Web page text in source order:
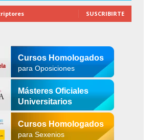
SUSCRIBIRTE
Cursos Homologados
para Oposiciones
Másteres Oficiales
Universitarios
Cursos Homologados
para Sexenios